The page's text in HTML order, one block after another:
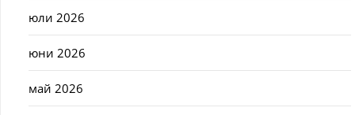
юли 2026
юни 2026
май 2026